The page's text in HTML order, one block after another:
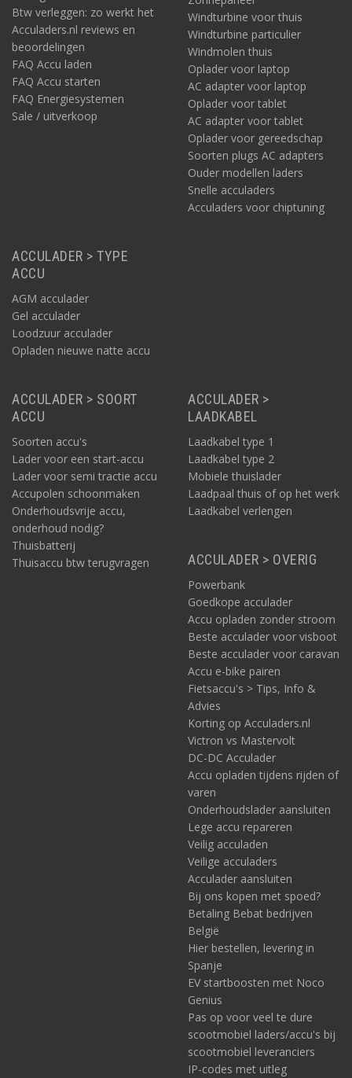
Btw verleggen: zo werkt het
Acculaders.nl reviews en
beoordelingen
FAQ Accu laden
FAQ Accu starten
FAQ Energiesystemen
Sale / uitverkoop
Windturbine voor thuis
Windturbine particulier
Windmolen thuis
Oplader voor laptop
AC adapter voor laptop
Oplader voor tablet
AC adapter voor tablet
Oplader voor gereedschap
Soorten plugs AC adapters
Ouder modellen laders
Snelle acculaders
Acculaders voor chiptuning
ACCULADER > TYPE
ACCU
AGM acculader
Gel acculader
Loodzuur acculader
Opladen nieuwe natte accu
ACCULADER > SOORT
ACCU
Soorten accu's
Lader voor een start-accu
Lader voor semi tractie accu
Accupolen schoonmaken
Onderhoudsvrije accu,
onderhoud nodig?
Thuisbatterij
Thuisaccu btw terugvragen
ACCULADER >
LAADKABEL
Laadkabel type 1
Laadkabel type 2
Mobiele thuislader
Laadpaal thuis of op het werk
Laadkabel verlengen
ACCULADER > OVERIG
Powerbank
Goedkope acculader
Accu opladen zonder stroom
Beste acculader voor visboot
Beste acculader voor caravan
Accu e-bike pairen
Fietsaccu's > Tips, Info &
Advies
Korting op Acculaders.nl
Victron vs Mastervolt
DC-DC Acculader
Accu opladen tijdens rijden of
varen
Onderhoudslader aansluiten
Lege accu repareren
Veilig acculaden
Veilige acculaders
Acculader aansluiten
Bij ons kopen met spoed?
Betaling Bebat bedrijven
België
Hier bestellen, levering in
Spanje
EV startboosten met Noco
Genius
Pas op voor veel te dure
scootmobiel laders/accu's bij
scootmobiel leveranciers
IP-codes met uitleg